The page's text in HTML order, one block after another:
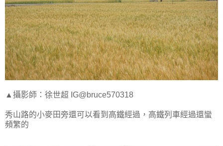
▲攝影師：徐世超 IG@bruce570318
秀山路的小麥田旁還可以看到高鐵經過，高鐵列車經過還蠻
頻繁的